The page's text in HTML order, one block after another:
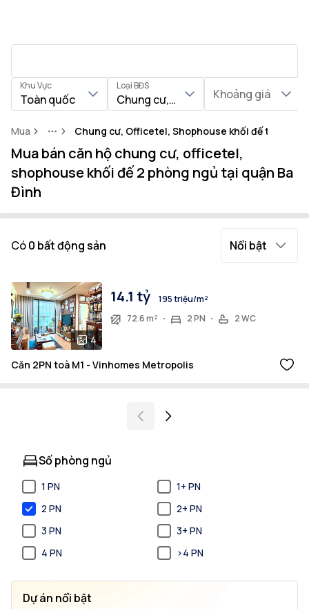
Khu Vực
Toàn quốc
Loại BĐS
Chung cư, Officetel, Shophouse khối
Khoảng giá
Mua MoreChung cư, Officetel, Shophouse khối đế tại Quận
Mua bán căn hộ chung cư, officetel,
shophouse khối đế 2 phòng ngủ tại quận Ba
Đình
Có0 bất động sản Nổi bật
4
14.1 tỷ
195 triệu/m²
72.6 m²
2 PN 2 WC
Căn 2PN toà M1 - Vinhomes Metropolis
Số phòng ngủ
1 PN
1+ PN
2 PN
2+ PN
3 PN
3+ PN
4 PN
>4 PN
Dự án nổi bật